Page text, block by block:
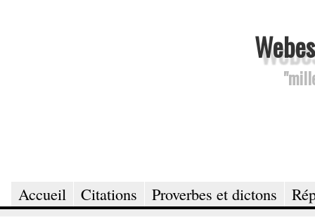
Accueil Citations Proverbes et dictons